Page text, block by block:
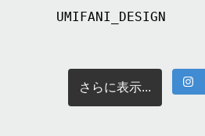
UMIFANI_DESIGN
さらに表示...